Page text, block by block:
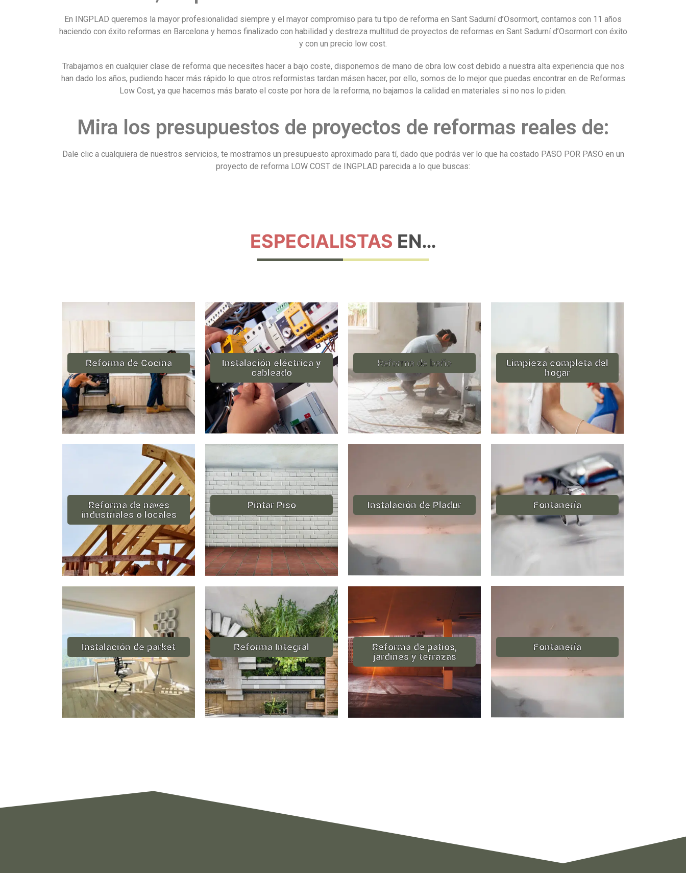
En INGPLAD queremos la mayor profesionalidad siempre y el mayor compromiso para tu tipo de reforma en Sant Sadurní d’Osormort, contamos con 11 años
haciendo con éxito reformas en Barcelona y hemos finalizado con habilidad y destreza multitud de proyectos de reformas en Sant Sadurní d’Osormort con éxito
y con un precio low cost.
Trabajamos en cualquier clase de reforma que necesites hacer a bajo coste, disponemos de mano de obra low cost debido a nuestra alta experiencia que nos
han dado los años, pudiendo hacer más rápido lo que otros reformistas tardan másen hacer, por ello, somos de lo mejor que puedas encontrar en de Reformas
Low Cost, ya que hacemos más barato el coste por hora de la reforma, no bajamos la calidad en materiales si no nos lo piden.
Mira los presupuestos de proyectos de reformas reales de:
Dale clic a cualquiera de nuestros servicios, te mostramos un presupuesto aproximado para tí, dado que podrás ver lo que ha costado PASO POR PASO en un
proyecto de reforma LOW COST de INGPLAD parecida a lo que buscas:
ESPECIALISTAS EN…
Reforma de Cocina
Instalación eléctrica y
cableado
Reforma de baño
Limpieza completa del
hogar
Reforma de naves
industriales o locales
Pintar Piso Instalación de Pladur Fontanería
Instalación de parket Reforma Integral
Reforma de patios,
jardines y terrazas
Fontanería